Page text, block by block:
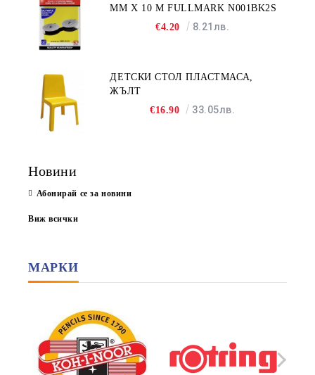
MM X 10 M FULLMARK N001BK2S
€4.20
8.21лв.
ДЕТСКИ СТОЛ ПЛАСТМАСА,
ЖЪЛТ
€16.90
33.05лв.
Новини
Абонирай се за новини
Виж всички
МАРКИ